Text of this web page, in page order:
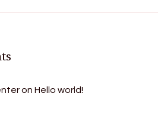
on Hello world!